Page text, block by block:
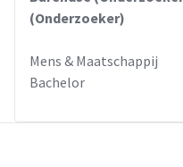
(Onderzoeker)
Mens & Maatschappij
Bachelor